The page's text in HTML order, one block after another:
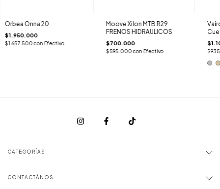
Orbea Onna 20
$1.950.000
$1.657.500con Efectivo
Moove Xilon MTB R29
FRENOS HIDRAULICOS
$700.000
$595.000con Efectivo
CATEGORÍAS
CONTACTÁNOS